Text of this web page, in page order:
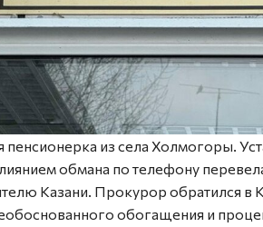
пенсионерка из села Холмогоры.
обмана по телефону перевела
Казани. Прокурор обратился в
обогащения и